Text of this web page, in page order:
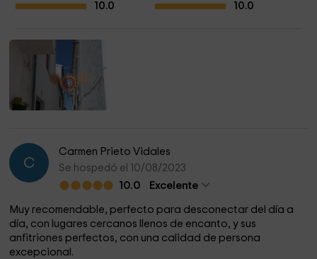
10.0
10.0
C
Carmen Prieto Vidales
Se hospedó el 10/08/2023
10.0
Excelente
Muy recomendable, perfecto para desconectar del día a
día, con lugares cercanos llenos de encanto, y sus
anfitriones perfectos, con una calidad de persona
excepcional.